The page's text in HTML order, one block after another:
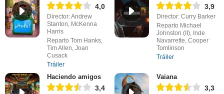
4,0
Director: Andrew
Stanton, McKenna
Harris
Reparto Tom Hanks,
Tim Allen, Joan
Cusack
Tráiler
3,9
Director: Curry Barker
Reparto Michael
Johnston (II), Inde
Navarrette, Cooper
Tomlinson
Tráiler
Haciendo amigos
3,4
Vaiana
3,3